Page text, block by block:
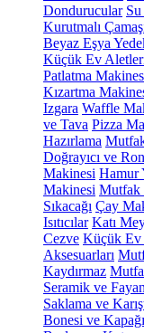
Dondurucular
Kurutmalı
Beyaz Eşya
Küçük Ev
Patlatma
Kızartma
Izgara Waffle
ve Tava Pizza
Hazırlama Mutfak
Doğrayıcı ve
Makinesi Hamur
Makinesi Mutfak
Sıkacağı Çay
Isıtıcılar Katı
Cezve Küçük Ev
Aksesuarları
Kaydırmaz
Seramik ve
Saklama ve
Bonesi ve Kapağı